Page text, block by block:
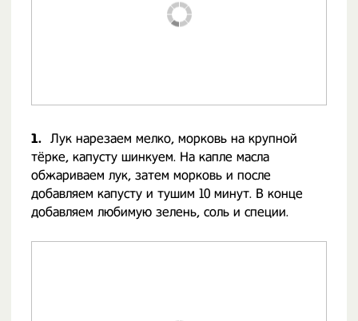
1. Лук нарезаем мелко, морковь на крупной
тёрке, капусту шинкуем. На капле масла
обжариваем лук, затем морковь и после
добавляем капусту и тушим 10 минут. В конце
добавляем любимую зелень, соль и специи.